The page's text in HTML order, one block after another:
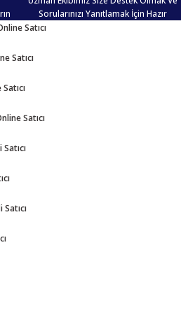
Sorularınızı Yanıtlamak İçin Hazır
Satıcı
Satıcı
Satıcı